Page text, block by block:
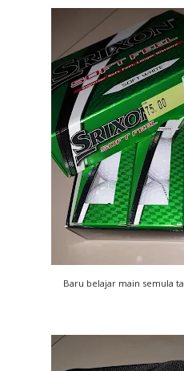
Baru belajar main semula